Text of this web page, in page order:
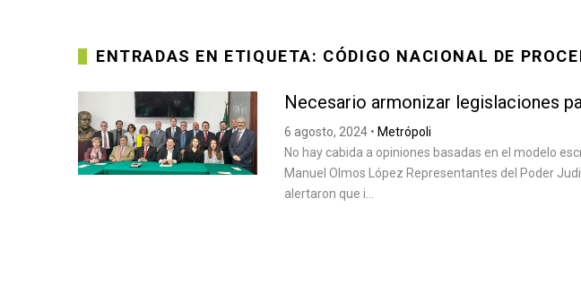
ENTRADAS EN ETIQUETA: CÓDIGO NACIONAL DE
Necesario armonizar legislaciones
6 agosto, 2024 • Metrópoli
No hay cabida a opiniones basadas en el modelo
Manuel Olmos López Representantes del Poder
alertaron que i...